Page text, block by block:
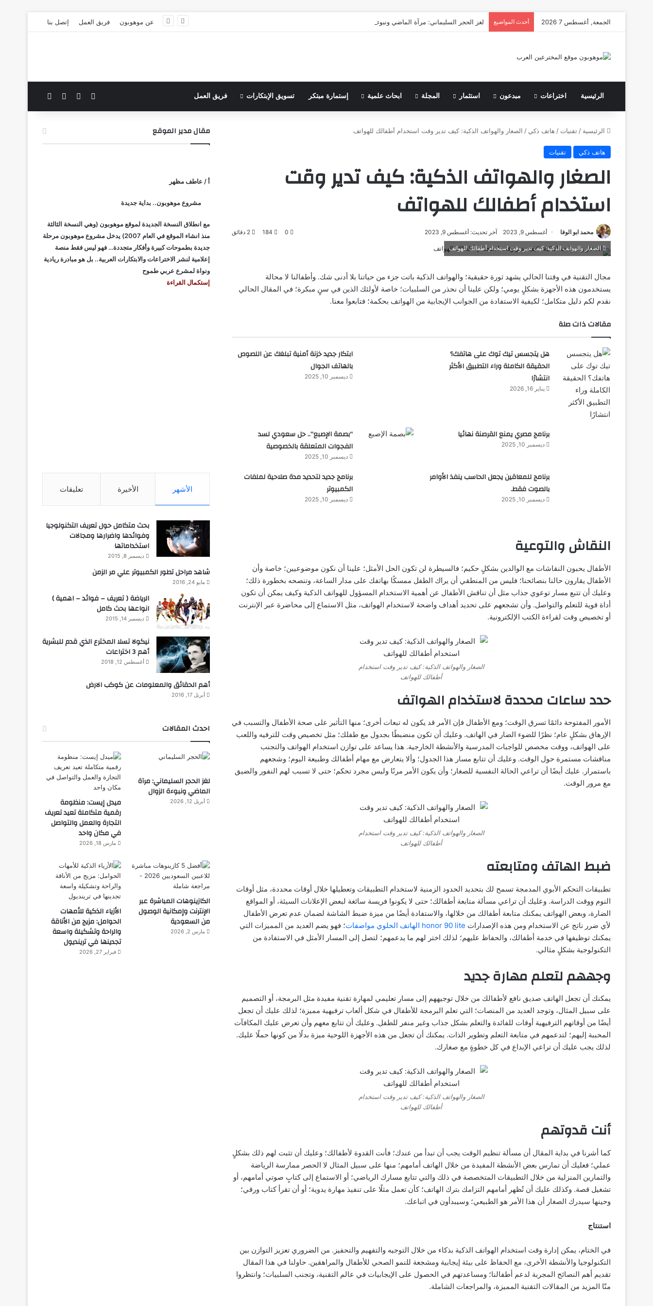
الجمعة, أغسطس 7 2026 أحدث المواضيع لغز الحجر السليماني: مرآة الماضي ونبوءة الزوال عن موهوبون فريق العمل إتصل بنا
الرئيسية اختراعات مبدعون استثمار المجلة ابحاث علمية إستمارة مبتكر تسويق الإبتكارات فريق العمل فيسبوك الوضع المظلم
الرئيسية / تقنيات / هاتف ذكي / الصغار والهواتف الذكية: كيف تدير وقت استخدام أطفالك للهواتف
هاتف ذكي تقنيات
الصغار والهواتف الذكية: كيف تدير وقت
استخدام أطفالك للهواتف
محمد ابو الوفا أغسطس 9, 2023 آخر تحديث: أغسطس 9, 2023 0
184
الصغار والهواتف الذكية: كيف تدير وقت استخدام أطفالك للهواتف
مجال التقنية في وقتنا الحالي يشهد ثورة حقيقية؛ والهواتف الذكية باتت جزء من حياتنا بلا أدنى شك. وأطفالنا لا محالة
يستخدمون هذه الأجهزة بشكلٍ يومي؛ ولكن علينا أن نحذر من السلبيات؛ خاصة لأولئك الذين في سنٍ مبكرة؛ في المقال الحالي
نقدم لكم دليل متكامل؛ لكيفية الاستفادة من الجوانب الإيجابية من الهواتف بحكمة؛ فتابعوا معنا.
مقالات ذات صلة
هل يتجسس تيك توك على هاتفك؟
الحقيقة الكاملة وراء التطبيق الأكثر
انتشارًا
يناير 16, 2026
ابتكار جديد خزنة أمنية تبلغك عن اللصوص
بالهاتف الجوال
ديسمبر 10, 2025
برنامج مصري يمنع القرصنة نهائيا
ديسمبر 10, 2025
“بصمة الإصبع”.. حل سعودي لسد
الفجوات المتعلقة بالخصوصية
ديسمبر 10, 2025
برنامج للمعاقين يجعل الحاسب ينفذ الأوامر
بالصوت فقط.
ديسمبر 10, 2025
برنامج جديد لتحديد مدة صلاحية لملفات
الكمبيوتر
ديسمبر 10, 2025
النقاش والتوعية
الأطفال يحبون النقاشات مع الوالدين بشكلٍ حكيم؛ فالسيطرة لن تكون الحل الأمثل؛ علينا أن نكون موضوعيين؛ خاصة وأن
الأطفال يقارون حالنا بنصائحنا؛ فليس من المنطقي أن يراك الطفل ممسكًا بهاتفك على مدار الساعة، وتنصحه بخطورة ذلك؛
وعليك أن تتبع مسار توعوي جذاب مثل أن تناقش الأطفال عن أهمية الاستخدام المسؤول للهواتف الذكية وكيف يمكن أن تكون
أداة قوية للتعلم والتواصل. وأن تشجعهم على تحديد أهداف واضحة لاستخدام الهواتف، مثل الاستماع إلى محاضرة عبر الإنترنت
أو تخصيص وقت لقراءة الكتب الإلكترونية.
الصغار والهواتف الذكية: كيف تدير وقت استخدام
أطفالك للهواتف
حدد ساعات محددة لاستخدام الهواتف
الأمور المفتوحة دائمًا تسرق الوقت؛ ومع الأطفال فإن الأمر قد يكون له تبعات أخرى؛ منها التأثير على صحة الأطفال والتسبب في
الإرهاق بشكلٍ عام؛ نظرًا للضوء الضار في الهاتف. وعليك أن تكون منضبطًا بجدول مع طفلك؛ مثل تخصيص وقت للترفيه واللعب
على الهواتف، ووقت مخصص للواجبات المدرسية والأنشطة الخارجية. هذا يساعد على توازن استخدام الهواتف والتجنب
مناقشات مستمرة حول الوقت. وعليك أن تتابع مسار هذا الجدول؛ وألا يتعارض مع مهام أطفالك وطبيعة اليوم؛ وشجعهم
باستمرار. عليك أيضًا أن تراعي الحالة النفسية للصغار؛ وأن يكون الأمر مرنًا وليس مجرد تحكم؛ حتى لا تسبب لهم النفور والضيق
مع مرور الوقت.
الصغار والهواتف الذكية: كيف تدير وقت استخدام
أطفالك للهواتف
ضبط الهاتف ومتابعته
تطبيقات التحكم الأبوي المدمجة تسمح لك بتحديد الحدود الزمنية لاستخدام التطبيقات وتعطيلها خلال أوقات محددة، مثل أوقات
النوم ووقت الدراسة. وعليك أن تراعي مسألة متابعة أطفالك؛ حتى لا يكونوا فريسة سائغة لبعض الإعلانات السيئة، أو المواقع
الضارة، وبعض الهواتف يمكنك متابعة أطفالك من خلالها، والاستفادة أيضًا من ميزة ضبط الشاشة لضمان عدم تعرض الأطفال
لأي ضرر ناتج عن الاستخدام ومن هذه الإصدارات honor 90 lite الهاتف الخلوي مواصفات
؛ فهو يضم العديد من المميزات التي
يمكنك توظيفها في خدمة أطفالك، والحفاظ عليهم؛ لذلك اختر لهم ما يدعمهم؛ لتصل إلى المسار الأمثل في الاستفادة من
التكنولوجية بشكلٍ مثالي.
وجههم لتعلم مهارة جديد
يمكنك أن تجعل الهاتف صديق نافع لأطفالك من خلال توجيههم إلى مسار تعليمي لمهارة تقنية مفيدة مثل البرمجة، أو التصميم
على سبيل المثال، وتوجد العديد من المنصات؛ التي تعلم البرمجة للأطفال في شكل ألعاب ترفيهية مميزة؛ لذلك عليك أن تجعل
أيضًا من أوقاتهم الترفيهية أوقات للفائدة والتعلم بشكل جذاب وغير منفر للطفل. وعليك أن تتابع معهم وأن تعرض عليك المكافآت
المحببة إليهم؛ لتدعمهم في متابعة التعلم وتطوير الذات. يمكنك أن تجعل من هذه الأجهزة اللوحية ميزة بدلًا من كونها حملًا عليك.
لذلك يجب عليك أن تراعي الإبداع في كل خطوةٍ مع صغارك.
الصغار والهواتف الذكية: كيف تدير وقت استخدام
أطفالك للهواتف
أنت قدوتهم
كما أشرنا في بداية المقال أن مسألة تنظيم الوقت يجب أن تبدأ من عندك؛ فأنت القدوة لأطفالك؛ وعليك أن تثبت لهم ذلك بشكلٍ
عملي؛ فعليك أن تمارس بعض الأنشطة المفيدة من خلال الهاتف أمامهم؛ منها على سبيل المثال لا الحصر ممارسة الرياضة
والتمارين المنزلية من خلال التطبيقات المتخصصة في ذلك والتي تتابع مسارك الرياضي؛ أو الاستماع إلى كتابٍ صوتي أمامهم، أو
تشغيل قصة. وكذلك عليك أن تُظهر أمامهم التزامك بترك الهاتف؛ كأن تعمل مثلًا على تنفيذ مهارة يدوية؛ أو أن تقرأ كتاب ورقي؛
وحينها سيدرك الصغار أن هذا الأمر هو الطبيعي؛ وسيبدأون في اتباعك.
استنتاج
في الختام، يمكن إدارة وقت استخدام الهواتف الذكية بذكاء من خلال التوجيه والتفهيم والتحفيز. من الضروري تعزيز التوازن بين
التكنولوجيا والأنشطة الأخرى، مع الحفاظ على بيئة إيجابية ومشجعة للنمو الصحي للأطفال والمراهقين. حاولنا في هذا المقال
تقديم أهم النصائح المجربة لدعم أطفالنا؛ ومساعدتهم في الحصول على الإيجابيات في عالم التقنية، وتجنب السلبيات؛ وانتظروا
منّا المزيد من المقالات التقنية المميزة، والمراجعات الشاملة.
مقال مدير الموقع
أ / عاطف مظهر
مشروع موهوبون.. بداية جديدة
مع انطلاق النسخة الجديدة لموقع موهوبون (وهي النسخة الثالثة
منذ انشاء الموقع في العام 2007) يدخل مشروع موهوبون مرحلة
جديدة بطموحات كبيرة وأفكار متجددة… فهو ليس فقط منصة
إعلامية لنشر الاختراعات والابتكارات العربية.. بل هو مبادرة ريادية
ونواة لمشرع عربي طموح
إستكمال القراءة
الأشهر الأخيرة تعليقات
بحث متكامل حول تعريف التكنولوجيا
وفوائدها واضرارها ومجالات
استخداماتها
ديسمبر 8, 2015
شاهد مراحل تطور الكمبيوتر علي مر الزمن
مايو 24, 2016
الرياضة ( تعريف – فوائد – اهمية )
انواعها بحث كامل
ديسمبر 14, 2015
نيكولا تسلا المخترع الذي قدم للبشرية
أهم 3 اختراعات
أغسطس 12, 2018
أهم الحقائق والمعلومات عن كوكب الارض
أبريل 17, 2016
احدث المقالات
لغز الحجر السليماني: مرآة
الماضي ونبوءة الزوال
أبريل 12, 2026
ميدل إيست: منظومة
رقمية متكاملة تعيد تعريف
التجارة والعمل والتواصل
في مكان واحد
مارس 18, 2026
الكازينوهات المباشرة عبر
الإنترنت وإمكانية الوصول
من السعودية
مارس 2, 2026
الأزياء الذكية للأمهات
الحوامل: مزيج من الأناقة
والراحة وتشكيلة واسعة
تجدينها في ترينديول
فبراير 27, 2026